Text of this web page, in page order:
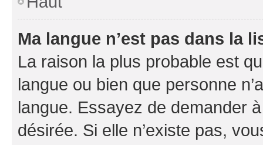
Ma langue n’est pas dans la
La raison la plus probable est
langue ou bien que personne
langue. Essayez de demander
désirée. Si elle n’existe pas,